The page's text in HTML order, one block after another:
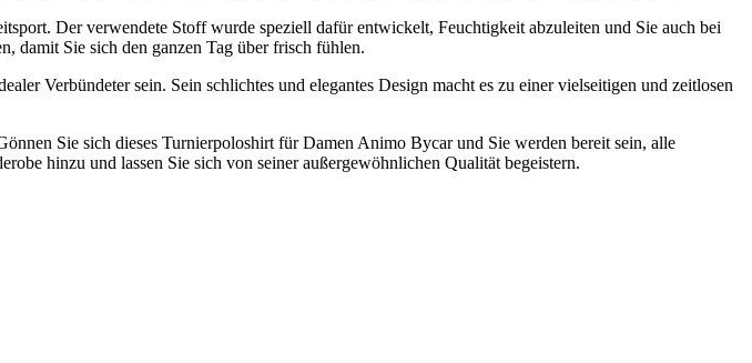
Der verwendete Stoff wurde speziell dafür entwickelt, Feuchtigkeit abzuleiten und Sie auch bei
damit Sie sich den ganzen Tag über frisch fühlen.
Verbündeter sein. Sein schlichtes und elegantes Design macht es zu einer vielseitigen und zeitlosen
Sie sich dieses Turnierpoloshirt für Damen Animo Bycar und Sie werden bereit sein, alle
hinzu und lassen Sie sich von seiner außergewöhnlichen Qualität begeistern.